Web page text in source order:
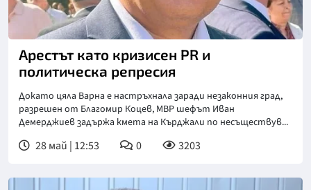
Арестът като кризисен PR и
политическа репресия
Докато цяла Варна е настръхнала заради незаконния град,
разрешен от Благомир Коцев, МВР шефът Иван
Демерджиев задържа кмета на Кърджали по несъществув...
28 май | 12:53 0 3203